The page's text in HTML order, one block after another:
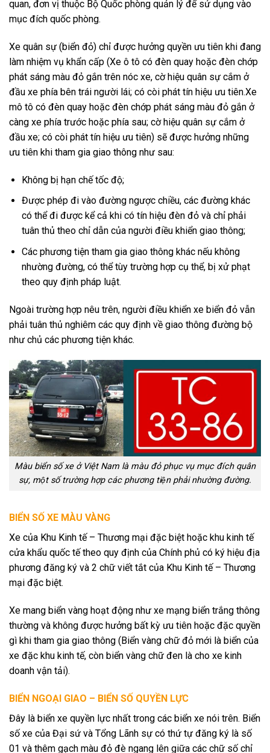
quan, đơn vị thuộc Bộ Quốc phòng quản lý để sử dụng vào
mục đích quốc phòng.
Xe quân sự (biển đỏ) chỉ được hưởng quyền ưu tiên khi đang
làm nhiệm vụ khẩn cấp (Xe ô tô có đèn quay hoặc đèn chớp
phát sáng màu đỏ gắn trên nóc xe, cờ hiệu quân sự cắm ở
đầu xe phía bên trái người lái; có còi phát tín hiệu ưu tiên.Xe
mô tô có đèn quay hoặc đèn chớp phát sáng màu đỏ gắn ở
càng xe phía trước hoặc phía sau; cờ hiệu quân sự cắm ở
đầu xe; có còi phát tín hiệu ưu tiên) sẽ được hưởng những
ưu tiên khi tham gia giao thông như sau:
Không bị hạn chế tốc độ;
Được phép đi vào đường ngược chiều, các đường khác
có thể đi được kể cả khi có tín hiệu đèn đỏ và chỉ phải
tuân thủ theo chỉ dẫn của người điều khiển giao thông;
Các phương tiện tham gia giao thông khác nếu không
nhường đường, có thể tùy trường hợp cụ thể, bị xử phạt
theo quy định pháp luật.
Ngoài trường hợp nêu trên, người điều khiển xe biển đỏ vẫn
phải tuân thủ nghiêm các quy định về giao thông đường bộ
như chủ các phương tiện khác.
Màu biển số xe ở Việt Nam là màu đỏ phục vụ mục đích quân
sự, một số trường hợp các phương tiện phải nhường đường.
BIỂN SỐ XE MÀU VÀNG
Xe của Khu Kinh tế – Thương mại đặc biệt hoặc khu kinh tế
cửa khẩu quốc tế theo quy định của Chính phủ có ký hiệu địa
phương đăng ký và 2 chữ viết tắt của Khu Kinh tế – Thương
mại đặc biệt.
Xe mang biển vàng hoạt động như xe mạng biển trắng thông
thường và không được hưởng bất kỳ ưu tiên hoặc đặc quyền
gì khi tham gia giao thông (Biển vàng chữ đỏ mới là biển của
xe đặc khu kinh tế, còn biển vàng chữ đen là cho xe kinh
doanh vận tải).
BIỂN NGOẠI GIAO – BIỂN SỐ QUYỀN LỰC
Đây là biển xe quyền lực nhất trong các biển xe nói trên. Biển
số xe của Đại sứ và Tổng Lãnh sự có thứ tự đăng ký là số
01 và thêm gạch màu đỏ đè ngang lên giữa các chữ số chỉ